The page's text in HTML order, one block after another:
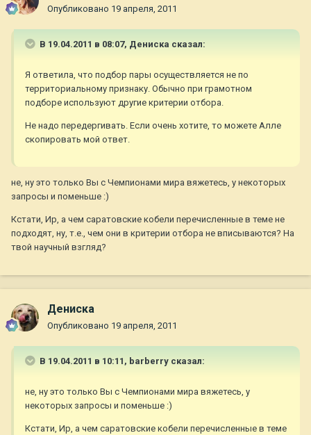
Опубликовано 19 апреля, 2011
В 19.04.2011 в 08:07, Дениска сказал:
Я ответила, что подбор пары осуществляется не по
территориальному признаку. Обычно при грамотном
подборе используют другие критерии отбора.
Не надо передергивать. Если очень хотите, то можете Алле
скопировать мой ответ.
не, ну это только Вы с Чемпионами мира вяжетесь, у некоторых
запросы и поменьше :)
Кстати, Ир, а чем саратовские кобели перечисленные в теме не
подходят, ну, т.е., чем они в критерии отбора не вписываются? На
твой научный взгляд?
Дениска
Опубликовано 19 апреля, 2011
В 19.04.2011 в 10:11, barberry сказал:
не, ну это только Вы с Чемпионами мира вяжетесь, у
некоторых запросы и поменьше :)
Кстати, Ир, а чем саратовские кобели перечисленные в теме